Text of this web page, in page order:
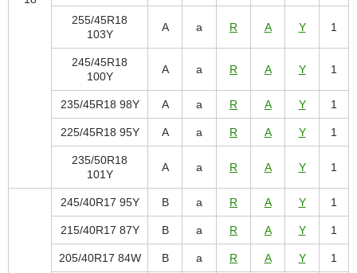
255/45R18
103Y
A a R A Y 1
245/45R18
100Y
A a R A Y 1
235/45R18 98Y A a R A Y 1
225/45R18 95Y A a R A Y 1
235/50R18
101Y
A a R A Y 1
245/40R17 95Y B a R A Y 1
215/40R17 87Y B a R A Y 1
205/40R17 84W B a R A Y 1